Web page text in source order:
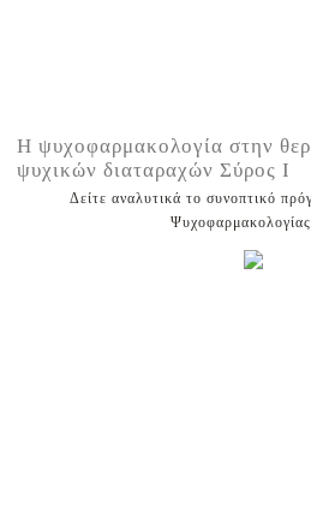
Η ψυχοφαρμακολογία στην
ψυχικών διαταραχών Σύρος Ι
Δείτε αναλυτικά το συνοπτικό
Ψυχοφαρμακολογίας